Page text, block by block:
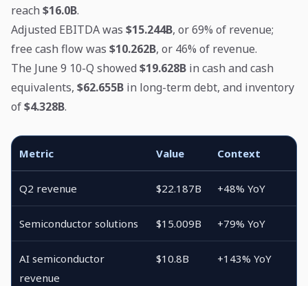
reach $16.0B.
Adjusted EBITDA was $15.244B, or 69% of revenue;
free cash flow was $10.262B, or 46% of revenue.
The June 9 10-Q showed $19.628B in cash and cash
equivalents, $62.655B in long-term debt, and inventory
of$4.328B.
Metric Value Context
Q2 revenue $22.187B +48% YoY
Semiconductor solutions $15.009B +79% YoY
AI semiconductor
revenue
$10.8B +143% YoY